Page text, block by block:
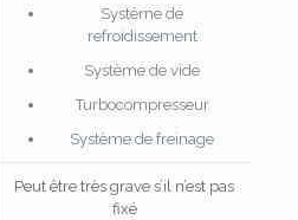
Système de
refroidissement
Système de vide
Turbocompresseur
Système de freinage
Peut être très grave s’il n’est pas
fixé